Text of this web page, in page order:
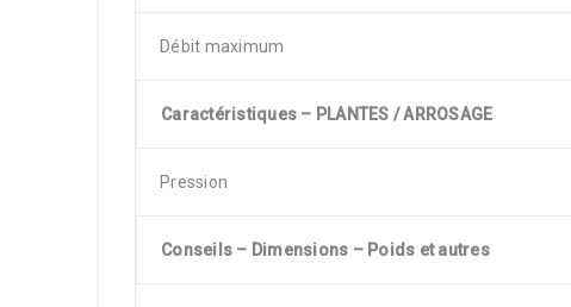
Débit maximum
Caractéristiques – PLANTES / ARROSAGE
Pression
Conseils – Dimensions – Poids et autres